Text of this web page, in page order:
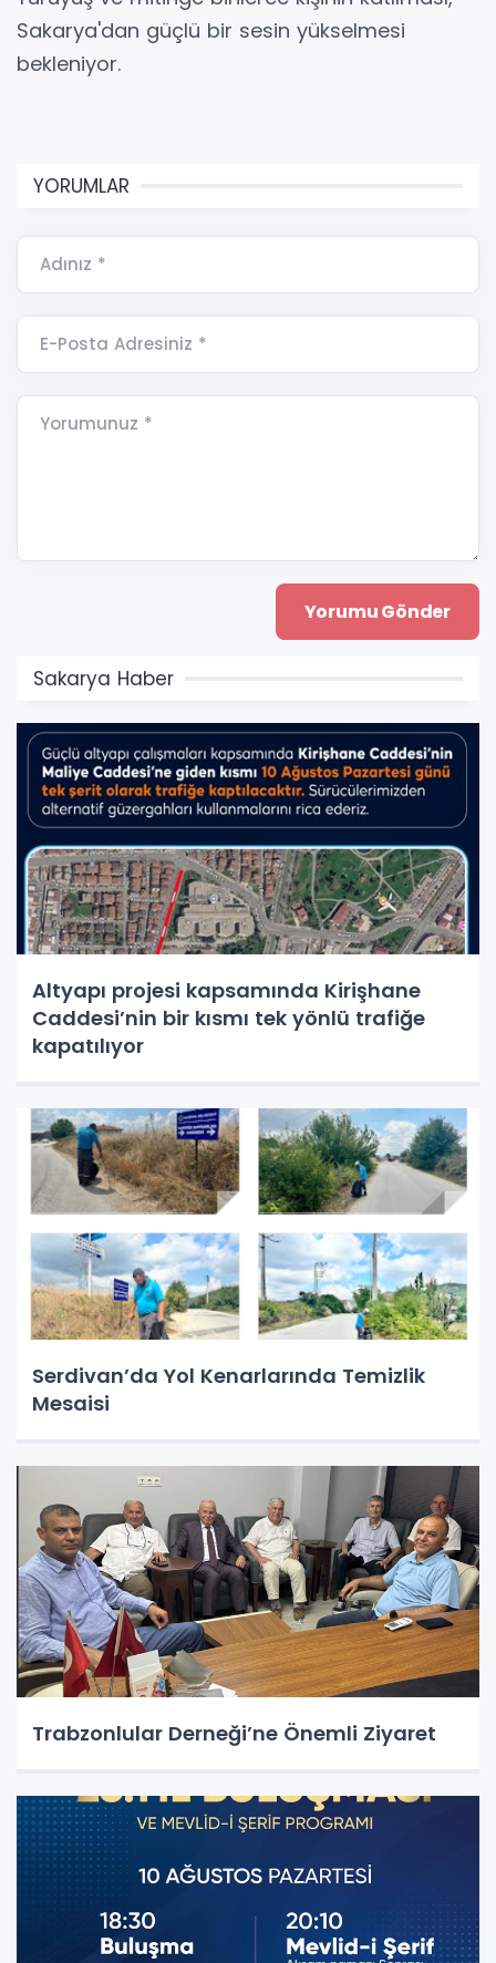
Sakarya'dan güçlü bir sesin yükselmesi
bekleniyor.
YORUMLAR
Adınız *
E-Posta Adresiniz *
Yorumunuz *
Sakarya Haber
Altyapı projesi kapsamında Kirişhane
Caddesi’nin bir kısmı tek yönlü trafiğe
kapatılıyor
Serdivan’da Yol Kenarlarında Temizlik
Mesaisi
Trabzonlular Derneği’ne Önemli Ziyaret